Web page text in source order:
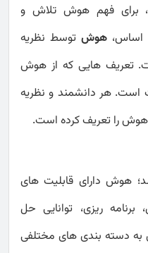
برای فهم هوش تلاش و
اساس، هوش توسط نظریه
تعریف هایی که از هوش
است. هر دانشمند و نظریه
هوش را تعریف کرده است.
هوش دارای قابلیت های
برنامه ریزی، توانایی حل
دسته بندی های مختلفی